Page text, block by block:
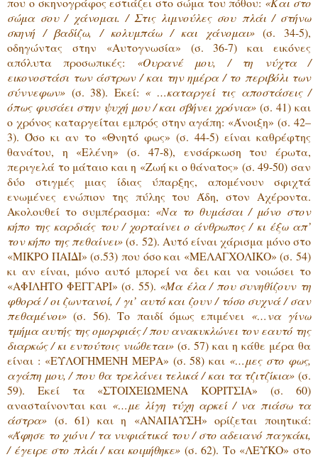
σώμα σου / χάνομαι. / Στις λιμνούλες σου πλάι / στήνω
σκηνή / βαδίζω, / κολυμπάω / και χάνομαι»(σ. 34-5),
οδηγώντας στην «Αυτογνωσία» (σ. 36-7) και εικόνες
απόλυτα προσωπικές: «Ουρανέ μου, / τη νύχτα /
εικονοστάσι των άστρων / και την ημέρα / το περιβόλι των
σύννεφων» (σ. 38). Εκεί: « …καταργεί τις αποστάσεις /
όπως φυσάει στην ψυχή μου / και σβήνει χρόνια» (σ. 41) και
ο χρόνος καταργείται εμπρός στην αγάπη: «Άνοιξη» (σ. 42–
3). Όσο κι αν το «Θνητό φως» (σ. 44-5) είναι καθρέφτης
θανάτου, η «Ελένη» (σ. 47-8), ενσάρκωση του έρωτα,
περιγελά το μάταιο και η «Ζωή κι ο θάνατος» (σ. 49-50) σαν
δύο στιγμές μιας ίδιας ύπαρξης, απομένουν σφιχτά
ενωμένες ενώπιον της πύλης του Άδη, στον Αχέροντα.
Ακολουθεί το συμπέρασμα: «Να το θυμάσαι / μόνο στον
κήπο της καρδιάς του / χορταίνει ο άνθρωπος / κι έξω απ’
τον κήπο της πεθαίνει»(σ. 52). Αυτό είναι χάρισμα μόνο στο
«ΜΙΚΡΟ ΠΑΙΔΙ» (σ.53) που όσο και «ΜΕΛΑΓΧΟΛΙΚΟ» (σ. 54)
κι αν είναι, μόνο αυτό μπορεί να δει και να νοιώσει το
«ΑΦΙΛΗΤΟ ΦΕΓΓΑΡΙ» (σ. 55). «Μα έλα / που συνηθίζουν τη
φθορά / οι ζωντανοί, / γι’ αυτό και ζουν / τόσο συχνά / σαν
πεθαμένοι» (σ. 56). Το παιδί όμως επιμένει «…να γίνω
τμήμα αυτής της ομορφιάς / που ανακυκλώνει τον εαυτό της
διαρκώς / κι εντούτοις νιώθεται» (σ. 57) και η κάθε μέρα θα
είναι : «ΕΥΛΟΓΗΜΕΝΗ ΜΕΡΑ» (σ. 58) και «…μες στο φως,
αγάπη μου, / που θα τρελάνει τελικά / και τα τζιτζίκια» (σ.
59). Εκεί τα «ΣΤΟΙΧΕΙΩΜΕΝΑ ΚΟΡΙΤΣΙΑ» (σ. 60)
ανασταίνονται και «…με λίγη τύχη αρκεί / να πιάσω τα
άστρα» (σ. 61) και η «ΑΝΑΠΑΥΣΗ» ορίζεται ποιητικά:
«Άφησε το χιόνι / τα νυφιάτικά του / στο αδειανό παγκάκι,
/ έγειρε στο πλάι / και κοιμήθηκε» (σ. 62). Το «ΛΕΥΚΟ» στο